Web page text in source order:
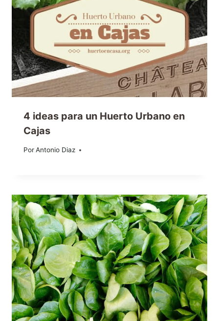
4 ideas para un Huerto Urbano en
Cajas
PorAntonio Diaz
09/06/2015